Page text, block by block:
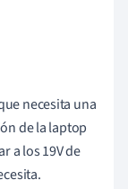
necesita una
de la laptop
a los 19V de